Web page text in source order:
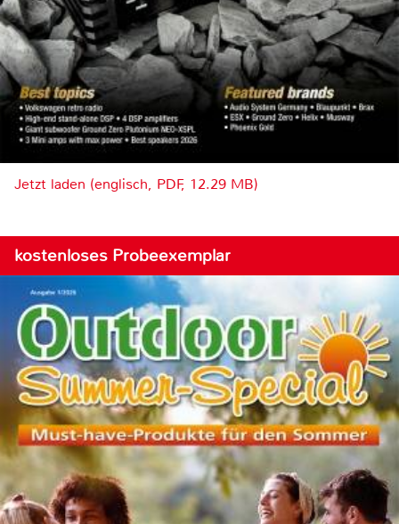
Jetzt laden (englisch, PDF, 12.29 MB)
kostenloses Probeexemplar